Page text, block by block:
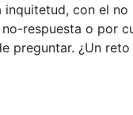
con el no
respuesta o por
preguntar. ¿Un